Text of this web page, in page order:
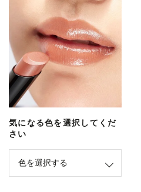
気になる色を選択してくだ
さい
色を選択する